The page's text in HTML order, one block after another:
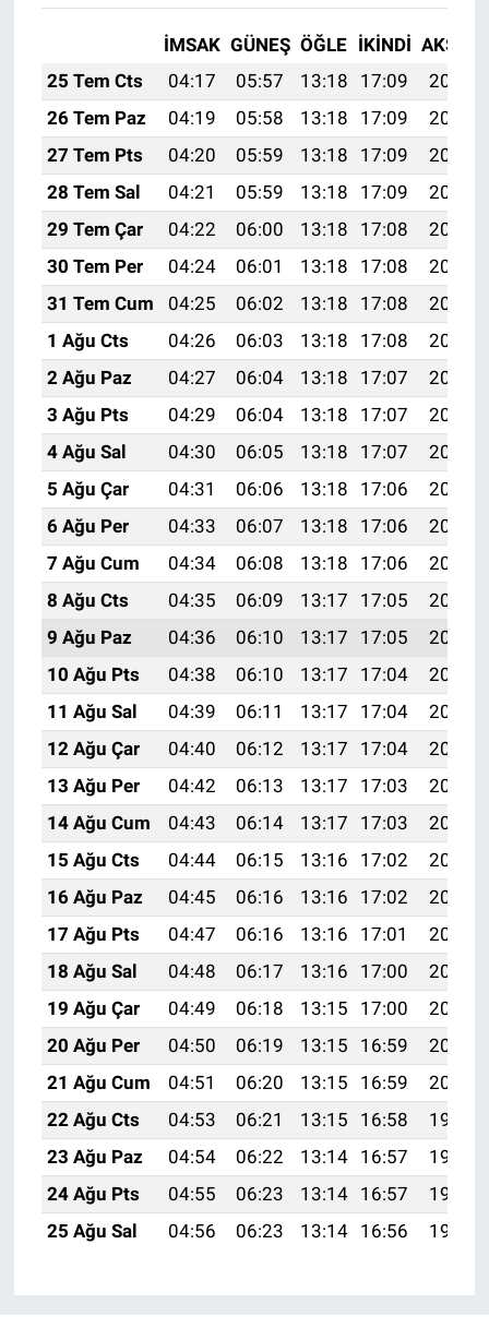
İMSAK GÜNEŞ ÖĞLE İKINDI AKŞAM
25 Tem Cts
04:17 05:57 13:18 17:09
20:30
26 Tem Paz
04:19 05:58 13:18 17:09
20:29
27 Tem Pts
04:20 05:59 13:18 17:09
20:28
28 Tem Sal
04:21 05:59 13:18 17:09
20:27
29 Tem Çar
04:22 06:00 13:18 17:08
20:26
30 Tem Per
04:24 06:01 13:18 17:08
20:25
31 Tem Cum
04:25 06:02 13:18 17:08
20:25
1 Ağu Cts
04:26 06:03 13:18 17:08
20:24
2 Ağu Paz
04:27 06:04 13:18 17:07
20:23
3 Ağu Pts
04:29 06:04 13:18 17:07
20:22
4 Ağu Sal
04:30 06:05 13:18 17:07
20:21
5 Ağu Çar
04:31 06:06 13:18 17:06
20:20
6 Ağu Per
04:33 06:07 13:18 17:06
20:18
7 Ağu Cum
04:34 06:08 13:18 17:06
20:17
8 Ağu Cts
04:35 06:09 13:17 17:05
20:16
9 Ağu Paz
04:36 06:10 13:17 17:05
20:15
10 Ağu Pts
04:38 06:10 13:17 17:04
20:14
11 Ağu Sal
04:39 06:11 13:17 17:04
20:13
12 Ağu Çar
04:40 06:12 13:17 17:04
20:12
13 Ağu Per
04:42 06:13 13:17 17:03
20:10
14 Ağu Cum
04:43 06:14 13:17 17:03
20:09
15 Ağu Cts
04:44 06:15 13:16 17:02
20:08
16 Ağu Paz
04:45 06:16 13:16 17:02
20:07
17 Ağu Pts
04:47 06:16 13:16 17:01
20:05
18 Ağu Sal
04:48 06:17 13:16 17:00
20:04
19 Ağu Çar
04:49 06:18 13:15 17:00
20:03
20 Ağu Per
04:50 06:19 13:15 16:59
20:01
21 Ağu Cum
04:51 06:20 13:15 16:59
20:00
22 Ağu Cts
04:53 06:21 13:15 16:58
19:59
23 Ağu Paz
04:54 06:22 13:14 16:57
19:57
24 Ağu Pts
04:55 06:23 13:14 16:57
19:56
25 Ağu Sal
04:56 06:23 13:14 16:56 19:55